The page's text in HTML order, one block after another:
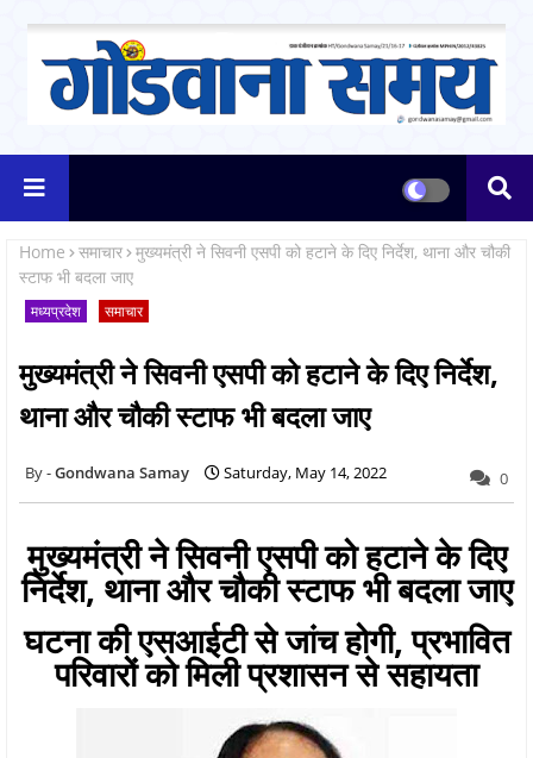
Home समाचार मुख्यमंत्री ने सिवनी एसपी को हटाने के दिए निर्देश, थाना और चौकी
स्टाफ भी बदला जाए
मध्यप्रदेश समाचार
मुख्यमंत्री ने सिवनी एसपी को हटाने के दिए निर्देश,
थाना और चौकी स्टाफ भी बदला जाए
Gondwana Samay Saturday, May 14, 2022 0
मुख्यमंत्री ने सिवनी एसपी को हटाने के दिए
निर्देश, थाना और चौकी स्टाफ भी बदला जाए
घटना की एसआईटी से जांच होगी, प्रभावित
परिवारों को मिली प्रशासन से सहायता